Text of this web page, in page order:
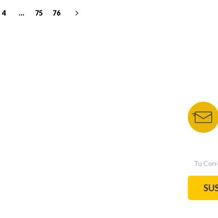
4 ... 75 76